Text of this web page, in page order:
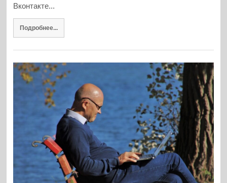
Вконтакте...
Подробнее...